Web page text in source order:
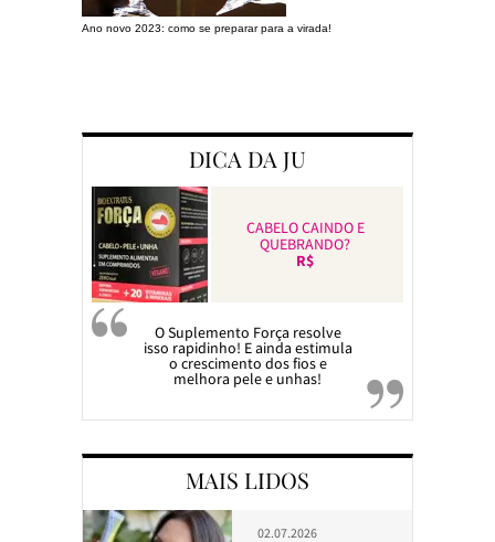
Ano novo 2023: como se preparar para a virada!
DICA DA JU
CABELO CAINDO E
QUEBRANDO?
R$
O Suplemento Força resolve
isso rapidinho! E ainda estimula
o crescimento dos fios e
melhora pele e unhas!
MAIS LIDOS
02.07.2026